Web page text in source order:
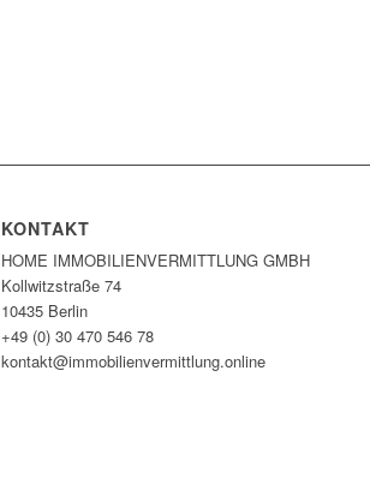
KONTAKT
HOME IMMOBILIEN­VERMITTLUNG GMBH
Kollwitzstraße 74
10435 Berlin
+49 (0) 30 470 546 78
kontakt@immobilien­vermittlung.online